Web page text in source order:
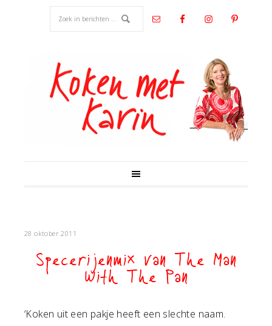
28 oktober 2011
Specerijenmix van The Man
With The Pan
‘Koken uit een pakje heeft een slechte naam.